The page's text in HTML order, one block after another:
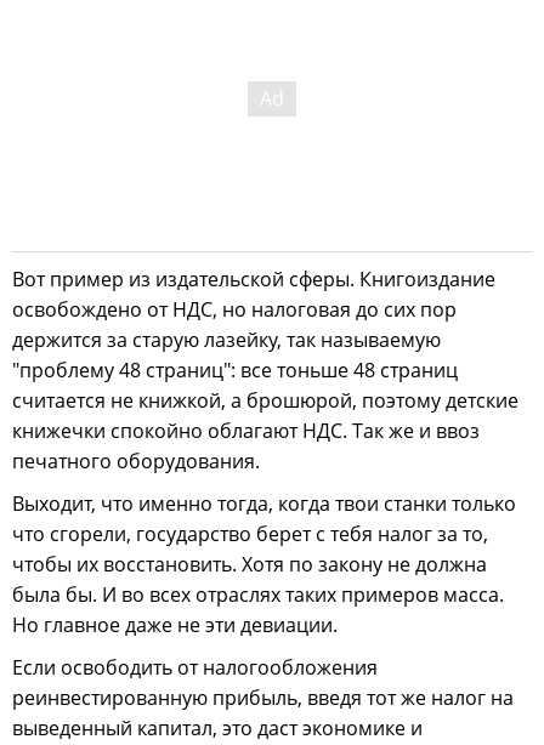
Вот пример из издательской сферы. Книгоиздание
освобождено от НДС, но налоговая до сих пор
держится за старую лазейку, так называемую
"проблему 48 страниц": все тоньше 48 страниц
считается не книжкой, а брошюрой, поэтому детские
книжечки спокойно облагают НДС. Так же и ввоз
печатного оборудования.
Выходит, что именно тогда, когда твои станки только
что сгорели, государство берет с тебя налог за то,
чтобы их восстановить. Хотя по закону не должна
была бы. И во всех отраслях таких примеров масса.
Но главное даже не эти девиации.
Если освободить от налогообложения
реинвестированную прибыль, введя тот же налог на
выведенный капитал, это даст экономике и